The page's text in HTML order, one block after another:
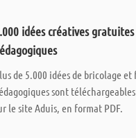
idées créatives gratuites
de 5.000 idées de bricolage et
sont
le site Aduis, en format PDF.